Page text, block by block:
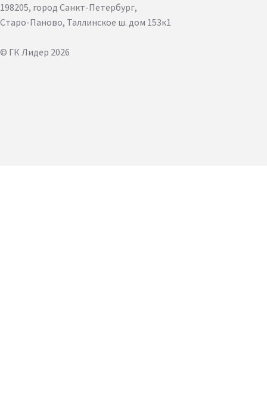
198205, город Санкт-Петербург,
Старо-Паново, Таллинское ш. дом 153к1
© ГК Лидер 2026